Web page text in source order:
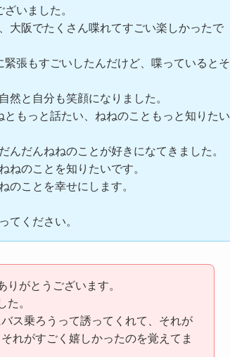
いました。
大阪でたくさん喋れてすごい楽しかったで
張もすごいしたんだけど、喋っているとそ
然と自分も笑顔になりました。
もっと話たい、ねねのこともっと知りたい
んだんねねのことが好きになてきました。
ねのことを知りたいです。
のことを幸せにします。
てください。
がとうございます。
。
ス乗ろうって誘ってくれて、それが
れがすごく嬉しかったのを覚えてま